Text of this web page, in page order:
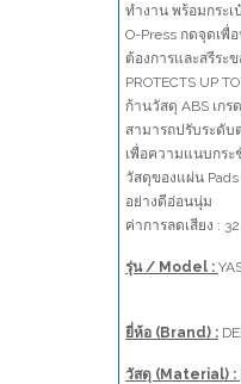
ทำงาน พร้อมกระเ
O-Press กดจุดเพื่
ต้องการและสรีระ
PROTECTS UP
ก้านวัสดุ ABS เก
สามารถปรับระดับ
เพื่อความแนบกร
วัสดุของแผ่น
อย่างดีอ่อนนุ่ม
ค่าการลดเสียง :
รุ่น / Model :
ยี่ห้อ (Brand) :
วัสดุ (Material) :